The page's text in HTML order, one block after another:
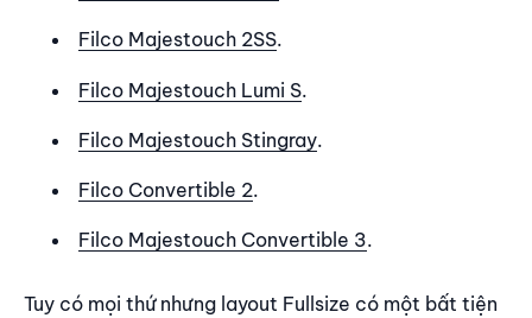
Filco Majestouch 2SS.
Filco Majestouch Lumi S.
Filco Majestouch Stingray.
Filco Convertible 2.
Filco Majestouch Convertible 3.
Tuy có mọi thứ nhưng layout Fullsize có một bất tiện